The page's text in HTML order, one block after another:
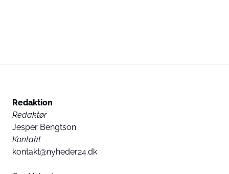
Redaktion
Redaktør
Jesper Bengtson
Kontakt
kontakt@nyheder24.dk